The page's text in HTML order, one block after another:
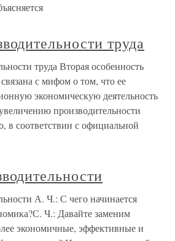
труда
труда Вторая особенность
с мифом о том, что ее
экономическую деятельность
производительности
в соответствии с официальной
А. Ч.: С чего начинается
Ч.: Давайте заменим
экономичные, эффективные и